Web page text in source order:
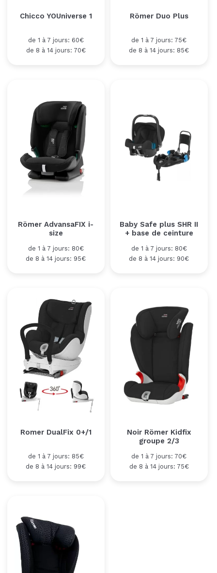
Chicco YOUniverse 1
de 1 à 7 jours: 60€
de 8 à 14 jours: 70€
Römer Duo Plus
de 1 à 7 jours: 75€
de 8 à 14 jours: 85€
Römer AdvansaFIX i-
size
de 1 à 7 jours: 80€
de 8 à 14 jours: 95€
Baby Safe plus SHR II
+ base de ceinture
de 1 à 7 jours: 80€
de 8 à 14 jours: 90€
Romer DualFix 0+/1
de 1 à 7 jours: 85€
de 8 à 14 jours: 99€
Noir Römer Kidfix
groupe 2/3
de 1 à 7 jours: 70€
de 8 à 14 jours: 75€